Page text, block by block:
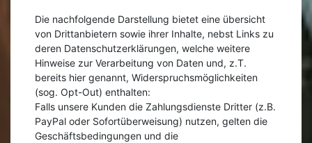
Die nachfolgende Darstellung bietet eine übersicht
von Drittanbietern sowie ihrer Inhalte, nebst Links zu
deren Datenschutzerklärungen, welche weitere
Hinweise zur Verarbeitung von Daten und, z.T.
bereits hier genannt, Widerspruchsmöglichkeiten
(sog. Opt-Out) enthalten:
Falls unsere Kunden die Zahlungsdienste Dritter (z.B.
PayPal oder Sofortüberweisung) nutzen, gelten die
Geschäftsbedingungen und die